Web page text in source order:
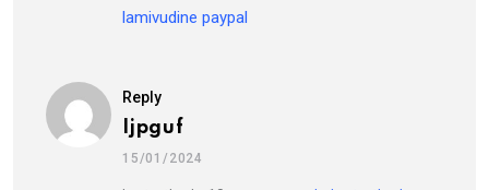
lamivudine paypal
Reply
Ijpguf
15/01/2024